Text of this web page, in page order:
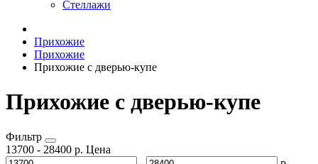
Стеллажи
Прихожие
Прихожие
Прихожие с дверью-купе
Прихожие с дверью-купе
Фильтр
13700 - 28400 р. Цена